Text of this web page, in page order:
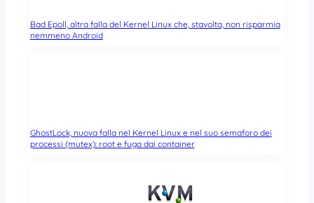
Bad Epoll, altra falla del Kernel Linux che, stavolta, non risparmia
nemmeno Android
GhostLock, nuova falla nel Kernel Linux e nel suo semaforo dei
processi (mutex): root e fuga dai container